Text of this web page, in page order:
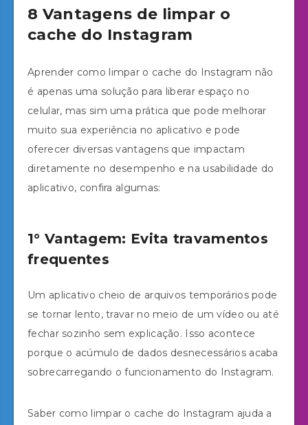
8 Vantagens de limpar o
cache do Instagram
Aprender como limpar o cache do Instagram não
é apenas uma solução para liberar espaço no
celular, mas sim uma prática que pode melhorar
muito sua experiência no aplicativo e pode
oferecer diversas vantagens que impactam
diretamente no desempenho e na usabilidade do
aplicativo, confira algumas:
1° Vantagem: Evita travamentos
frequentes
Um aplicativo cheio de arquivos temporários pode
se tornar lento, travar no meio de um vídeo ou até
fechar sozinho sem explicação. Isso acontece
porque o acúmulo de dados desnecessários acaba
sobrecarregando o funcionamento do Instagram.
Saber como limpar o cache do Instagram ajuda a